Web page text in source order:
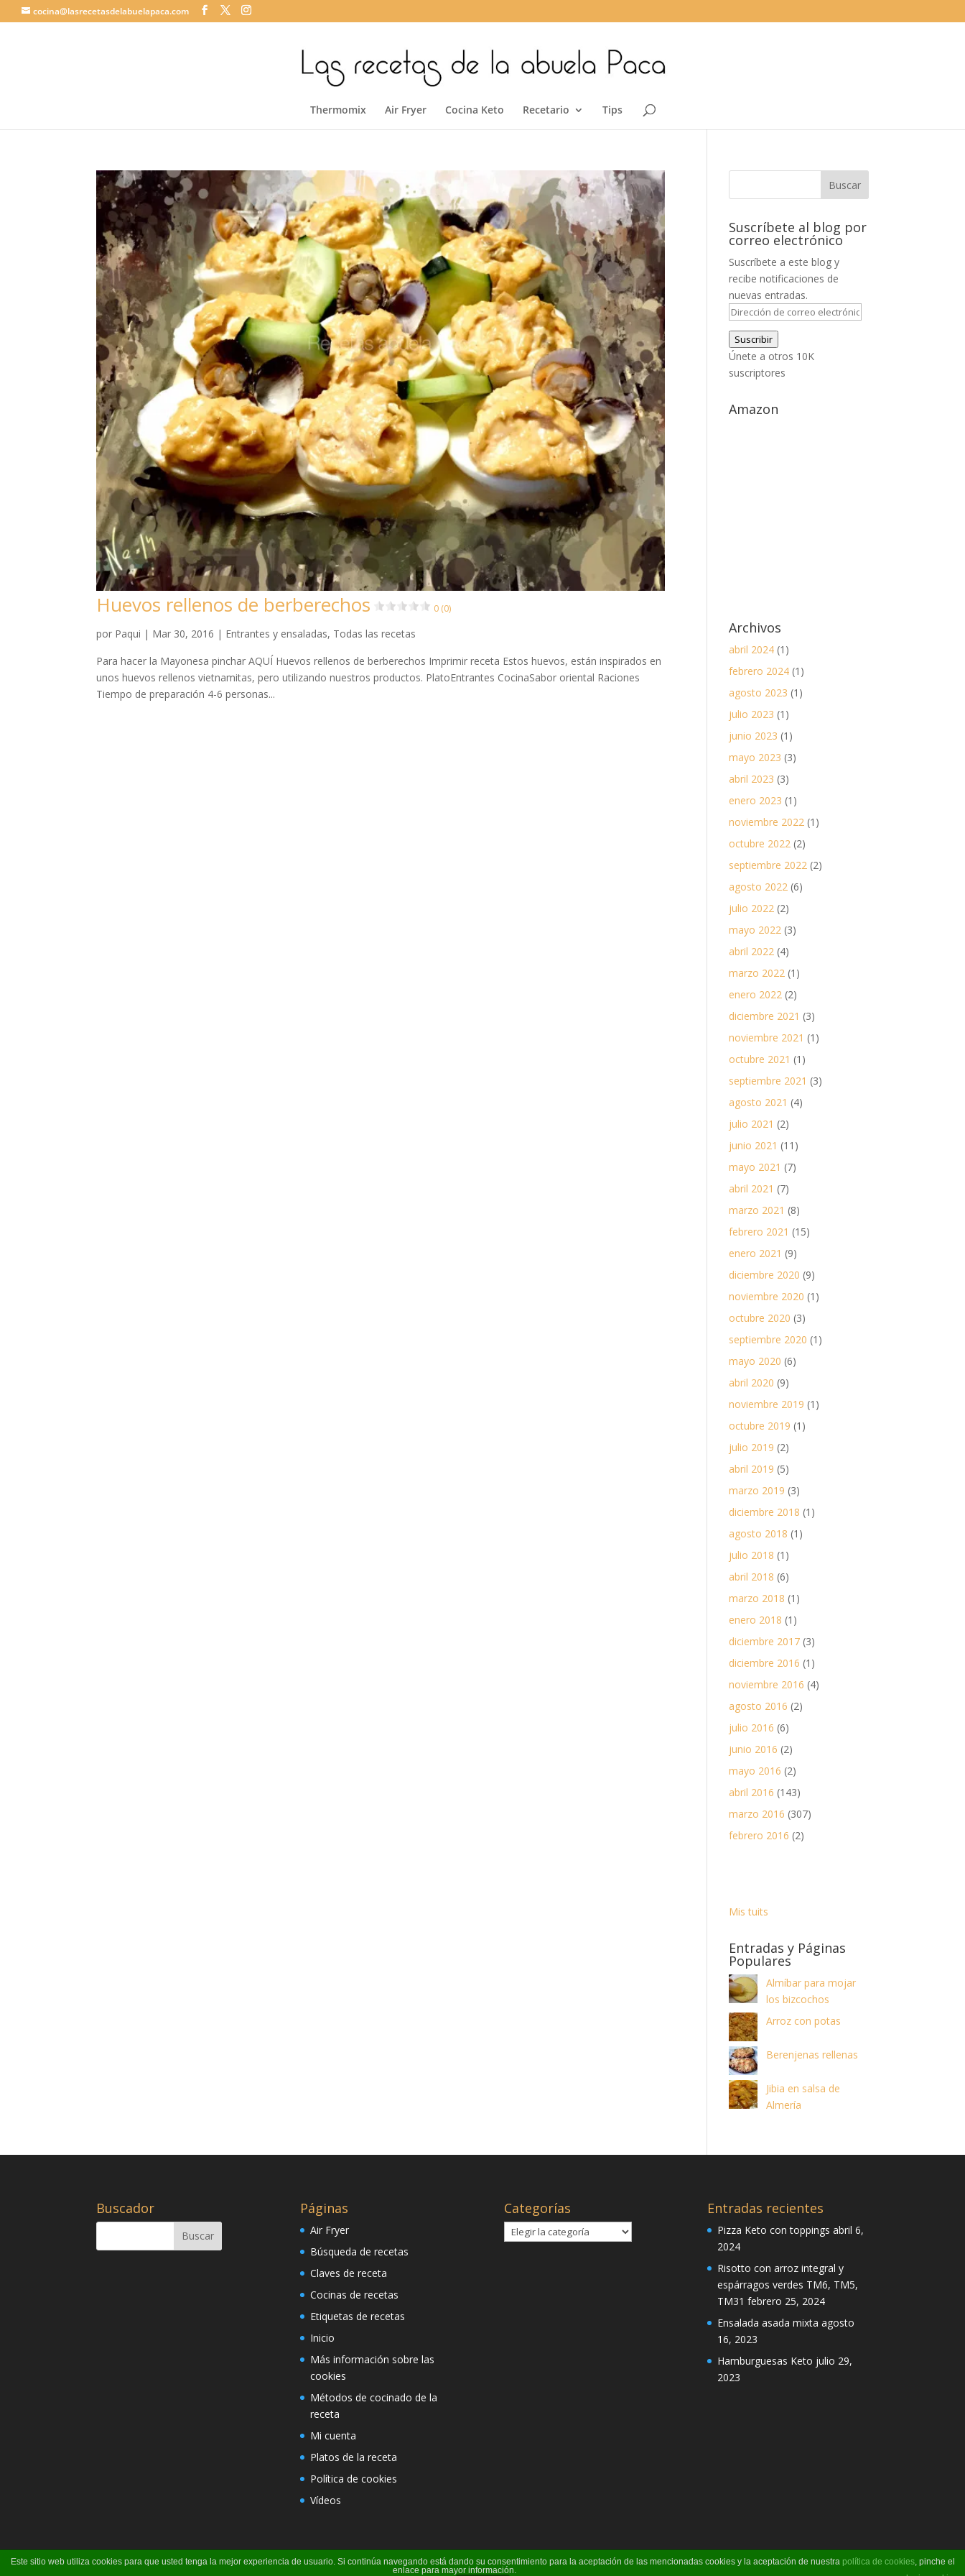
cocina@lasrecetasdelabuelapaca.com
Thermomix Air Fryer Cocina Keto Recetario Tips
Huevos rellenos de berberechos 0 (0)
por Paqui | Mar 30, 2016 | Entrantes y ensaladas, Todas las recetas
Para hacer la Mayonesa pinchar AQUÍ Huevos rellenos de berberechos Imprimir receta Estos huevos, están inspirados en
unos huevos rellenos vietnamitas, pero utilizando nuestros productos. PlatoEntrantes CocinaSabor oriental Raciones
Tiempo de preparación 4-6 personas...
Suscríbete al blog por
correo electrónico
Suscríbete a este blog y
recibe notificaciones de
nuevas entradas.
Dirección
de
correo
electrónico
Suscribir
Únete a otros 10K
suscriptores
Amazon
Archivos
abril 2024 (1)
febrero 2024 (1)
agosto 2023 (1)
julio 2023 (1)
junio 2023 (1)
mayo 2023 (3)
abril 2023 (3)
enero 2023 (1)
noviembre 2022 (1)
octubre 2022 (2)
septiembre 2022 (2)
agosto 2022 (6)
julio 2022 (2)
mayo 2022 (3)
abril 2022 (4)
marzo 2022 (1)
enero 2022 (2)
diciembre 2021 (3)
noviembre 2021 (1)
octubre 2021 (1)
septiembre 2021 (3)
agosto 2021 (4)
julio 2021 (2)
junio 2021 (11)
mayo 2021 (7)
abril 2021 (7)
marzo 2021 (8)
febrero 2021 (15)
enero 2021 (9)
diciembre 2020 (9)
noviembre 2020 (1)
octubre 2020 (3)
septiembre 2020 (1)
mayo 2020 (6)
abril 2020 (9)
noviembre 2019 (1)
octubre 2019 (1)
julio 2019 (2)
abril 2019 (5)
marzo 2019 (3)
diciembre 2018 (1)
agosto 2018 (1)
julio 2018 (1)
abril 2018 (6)
marzo 2018 (1)
enero 2018 (1)
diciembre 2017 (3)
diciembre 2016 (1)
noviembre 2016 (4)
agosto 2016 (2)
julio 2016 (6)
junio 2016 (2)
mayo 2016 (2)
abril 2016 (143)
marzo 2016 (307)
febrero 2016 (2)
Mis tuits
Entradas y Páginas
Populares
Almíbar para mojar
los bizcochos
Arroz con potas
Berenjenas rellenas
Jibia en salsa de
Almería
Buscador Páginas
Air Fryer
Búsqueda de recetas
Claves de receta
Cocinas de recetas
Etiquetas de recetas
Inicio
Más información sobre las
cookies
Métodos de cocinado de la
receta
Mi cuenta
Platos de la receta
Política de cookies
Vídeos
Categorías
Categorías
Entradas recientes
Pizza Keto con toppings abril 6,
2024
Risotto con arroz integral y
espárragos verdes TM6, TM5,
TM31 febrero 25, 2024
Ensalada asada mixta agosto
16, 2023
Hamburguesas Keto julio 29,
2023
Este sitio web utiliza cookies para que usted tenga la mejor experiencia de usuario. Si continúa navegando está dando su consentimiento para la aceptación de las mencionadas cookies y la aceptación de nuestra política de cookies, pinche el
enlace para mayor información.